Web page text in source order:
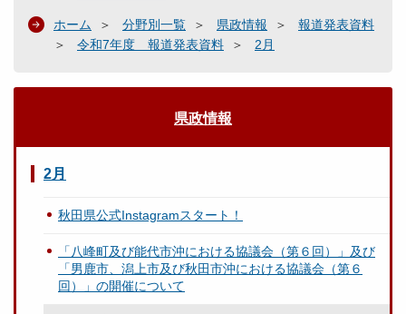
ホーム 分野別一覧 県政情報
報道発表資料
令和7年度 報道発表資料
2月
県政情報
2月
秋田県公式Instagramスタート！
「八峰町及び能代市沖における協議会（第６回）」及び
「男鹿市、潟上市及び秋田市沖における協議会（第６
回）」の開催について